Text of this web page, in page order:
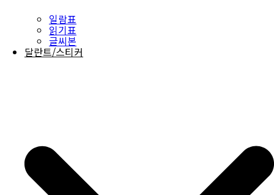
일람표
읽기표
글씨본
달란트/스티커